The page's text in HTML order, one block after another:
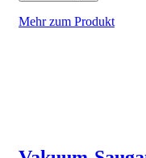
Mehr zum Produkt